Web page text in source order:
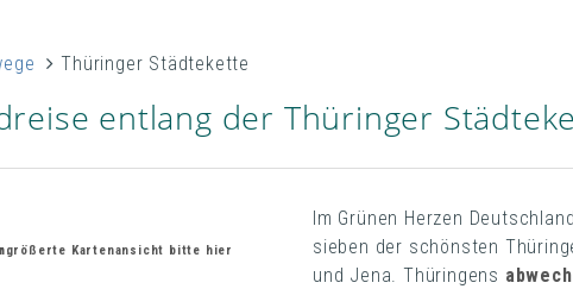
Thüringer Städtekette
entlang der Thüringer
Im Grünen Herzen
sieben der schönsten
und Jena. Thüringens